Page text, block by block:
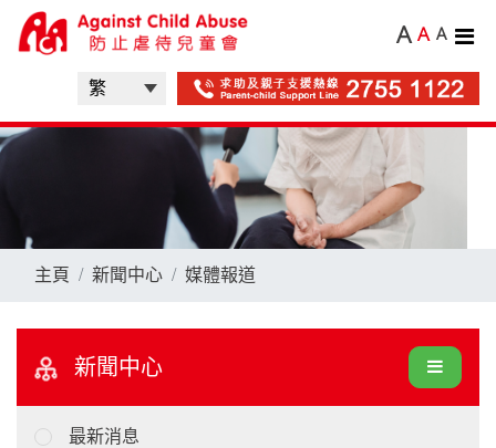
A A A
主頁 新聞中心 媒體報道
新聞中心
最新消息